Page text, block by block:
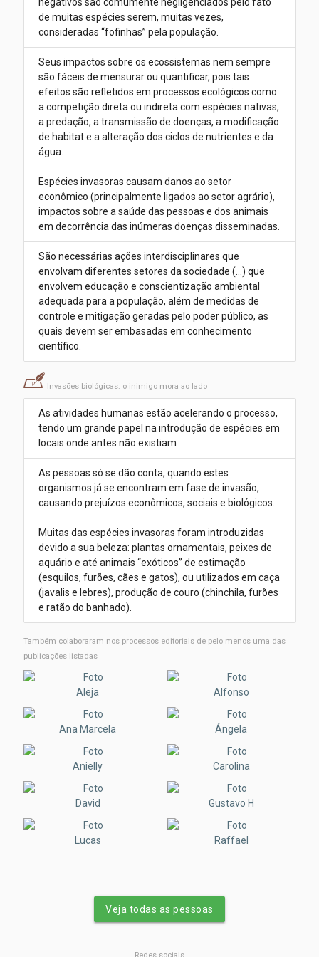
negativos são comumente negligenciados pelo fato
de muitas espécies serem, muitas vezes,
consideradas “fofinhas” pela população.
Seus impactos sobre os ecossistemas nem sempre
são fáceis de mensurar ou quantificar, pois tais
efeitos são refletidos em processos ecológicos como
a competição direta ou indireta com espécies nativas,
a predação, a transmissão de doenças, a modificação
de habitat e a alteração dos ciclos de nutrientes e da
água.
Espécies invasoras causam danos ao setor
econômico (principalmente ligados ao setor agrário),
impactos sobre a saúde das pessoas e dos animais
em decorrência das inúmeras doenças disseminadas.
São necessárias ações interdisciplinares que
envolvam diferentes setores da sociedade (...) que
envolvem educação e conscientização ambiental
adequada para a população, além de medidas de
controle e mitigação geradas pelo poder público, as
quais devem ser embasadas em conhecimento
científico.
Invasões biológicas: o inimigo mora ao lado
As atividades humanas estão acelerando o processo,
tendo um grande papel na introdução de espécies em
locais onde antes não existiam
As pessoas só se dão conta, quando estes
organismos já se encontram em fase de invasão,
causando prejuízos econômicos, sociais e biológicos.
Muitas das espécies invasoras foram introduzidas
devido a sua beleza: plantas ornamentais, peixes de
aquário e até animais “exóticos” de estimação
(esquilos, furões, cães e gatos), ou utilizados em caça
(javalis e lebres), produção de couro (chinchila, furões
e ratão do banhado).
Também colaboraram nos processos editoriais de pelo menos uma das
publicações listadas
Aleja Alfonso
Ana Marcela Ángela
Anielly Carolina
David Gustavo H
Lucas Raffael
Veja todas as pessoas
Redes sociais